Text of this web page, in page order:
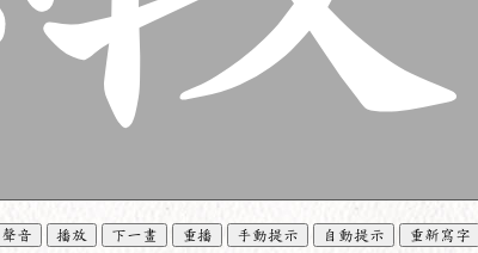
聲音 播放 下一畫 重播 手動提示 自動提示 重新寫字